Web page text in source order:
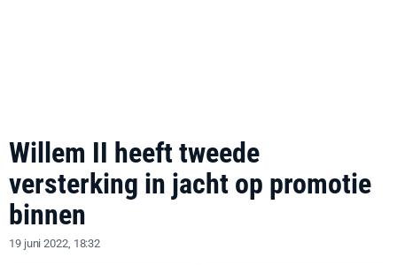
Willem II heeft tweede
versterking in jacht op promotie
binnen
19 juni 2022, 18:32